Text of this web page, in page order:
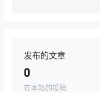
发布的文章
0
在本站的投稿